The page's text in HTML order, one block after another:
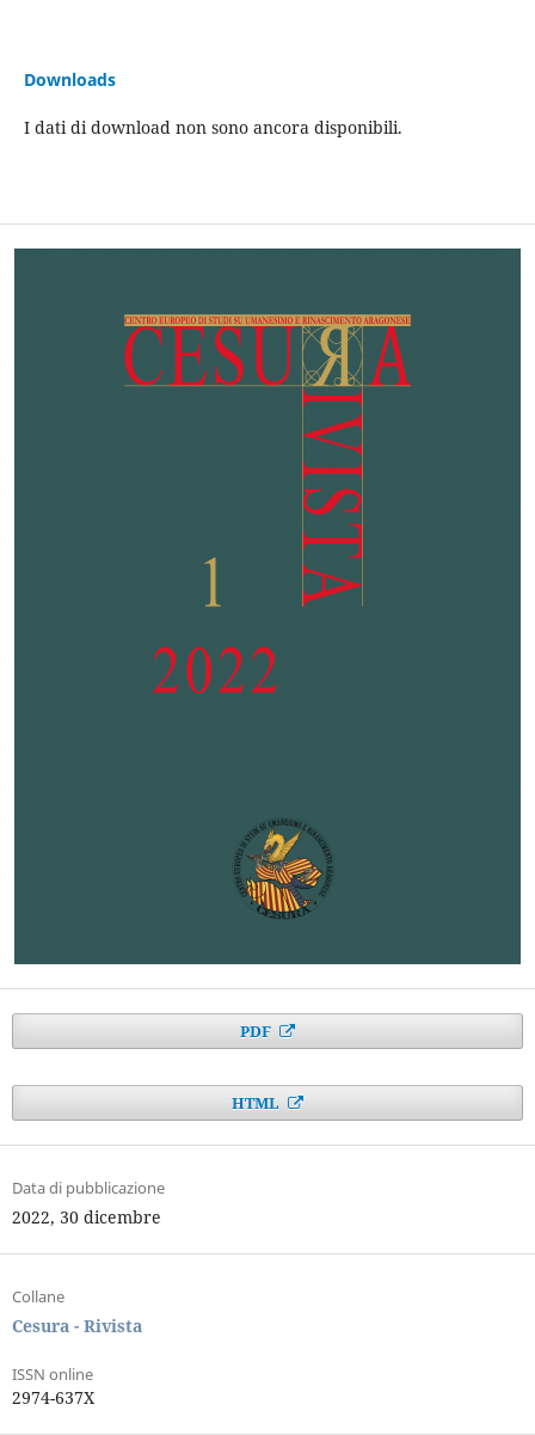
Downloads
I dati di download non sono ancora disponibili.
PDF
HTML
Data di pubblicazione
2022, 30 dicembre
Collane
Cesura - Rivista
ISSN online
2974-637X